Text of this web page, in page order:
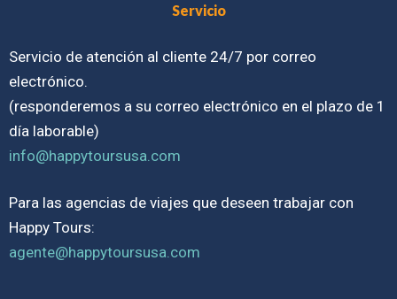
Servicio
Servicio de atención al cliente 24/7 por correo
electrónico.
(responderemos a su correo electrónico en el plazo de 1
día laborable)
info@happytoursusa.com
Para las agencias de viajes que deseen trabajar con
Happy Tours:
agente@happytoursusa.com